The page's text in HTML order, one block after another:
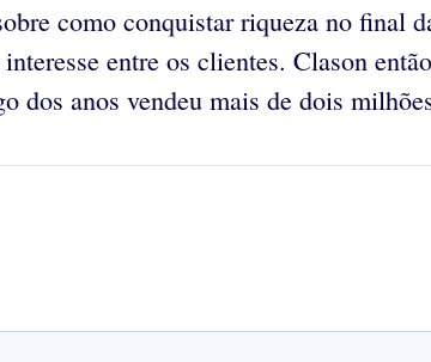
como conquistar riqueza no final
entre os clientes. Clason
dos anos vendeu mais de dois